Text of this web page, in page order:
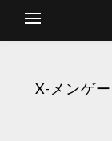
X-メンゲ